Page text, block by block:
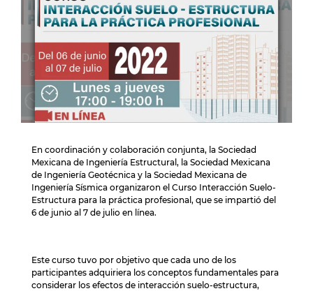
En coordinación y colaboración conjunta, la Sociedad
Mexicana de Ingeniería Estructural, la Sociedad Mexicana
de Ingeniería Geotécnica y la Sociedad Mexicana de
Ingeniería Sísmica organizaron el Curso Interacción Suelo-
Estructura para la práctica profesional, que se impartió del
6 de junio al 7 de julio en línea.
Este curso tuvo por objetivo que cada uno de los
participantes adquiriera los conceptos fundamentales para
considerar los efectos de interacción suelo-estructura,